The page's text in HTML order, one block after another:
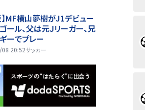
】MF横山夢樹がJ1デビュー
ール、父は元Ｊリーガー、兄
ーでプレー
20:52サッカー